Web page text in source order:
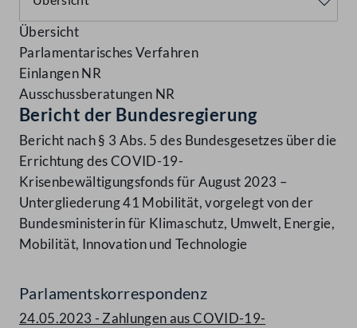
Übersicht
Parlamentarisches Verfahren
Einlangen NR
Ausschussberatungen NR
Bericht der Bundesregierung
Bericht nach § 3 Abs. 5 des Bundesgesetzes über die
Errichtung des COVID-19-
Krisenbewältigungsfonds für August 2023 –
Untergliederung 41 Mobilität, vorgelegt von der
Bundesministerin für Klimaschutz, Umwelt, Energie,
Mobilität, Innovation und Technologie
Parlamentskorrespondenz
24.05.2023 - Zahlungen aus COVID-19-